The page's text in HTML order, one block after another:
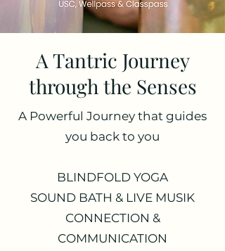
A Tantric Journey
through the Senses
A Powerful Journey that guides
you back to you
BLINDFOLD YOGA
SOUND BATH & LIVE MUSIK
CONNECTION &
COMMUNICATION